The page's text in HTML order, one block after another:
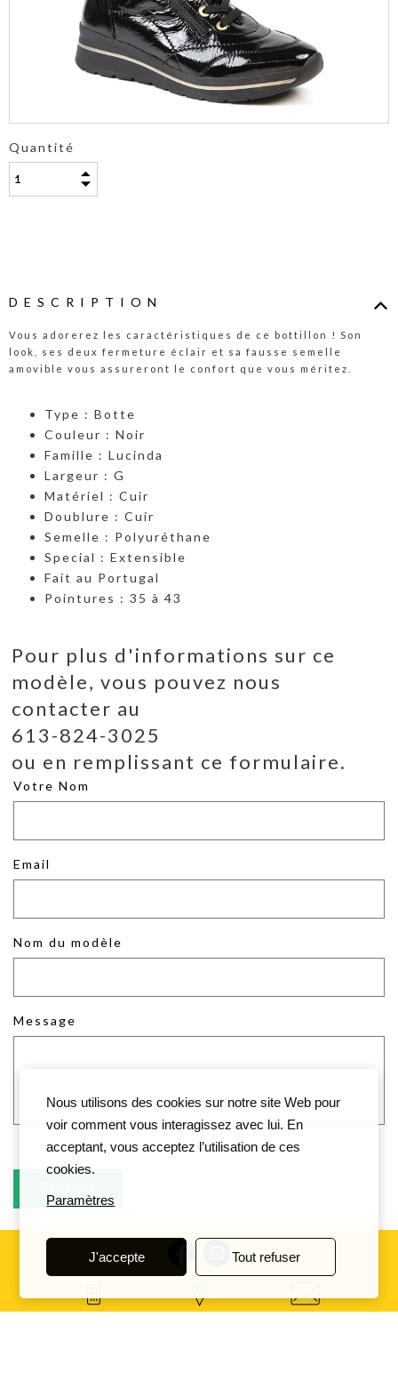
Quantité
DESCRIPTION
Vous adorerez les caractéristiques de ce bottillon ! Son
look, ses deux fermeture éclair et sa fausse semelle
amovible vous assureront le confort que vous méritez.
Type : Botte
Couleur : Noir
Famille : Lucinda
Largeur : G
Matériel : Cuir
Doublure : Cuir
Semelle : Polyuréthane
Special : Extensible
Fait au Portugal
Pointures : 35 à 43
Pour plus d'informations sur ce
modèle, vous pouvez nous
contacter au
613-824-3025
ou en remplissant ce formulaire.
Votre Nom
Email
Nom du modèle
Message
Nous utilisons des cookies sur notre site Web pour
voir comment vous interagissez avec lui. En
acceptant, vous acceptez l’utilisation de ces
cookies.
Paramètres
J'accepte Tout refuser